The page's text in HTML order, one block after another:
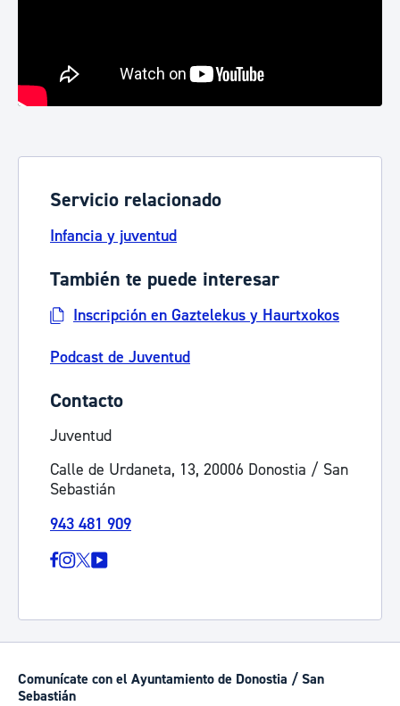
Servicio relacionado
Infancia y juventud
También te puede interesar
Inscripción en Gaztelekus y Haurtxokos
Podcast de Juventud
Contacto
Juventud
Calle de Urdaneta, 13, 20006 Donostia / San
Sebastián
943 481 909
Comunícate con el Ayuntamiento de Donostia / San
Sebastián